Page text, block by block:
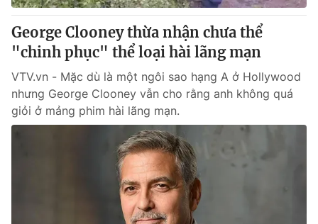
Cơ quan báo chí:Thời báo VTV
Giấy phép hoạt động báo in và báo điện tử số 483/GP-BTTTT
cấp ngày 29/12/2023
Tổng Biên tập:Vũ Thanh Thủy
Phó Tổng Biên tập:Nguyễn Thị Mỹ Hạnh, Phạm Quốc Thắng,
Nguyễn Trọng Ninh
024.38 355 931 - 024.38 355 932
Ðiện thoại Thời báo VTV:
024.66 897 897
toasoan@vtv.vn
024-7300.7108
George Clooney thừa nhận chưa thể
"chinh phục" thể loại hài lãng mạn
VTV.vn - Mặc dù là một ngôi sao hạng A ở Hollywood
nhưng George Clooney vẫn cho rằng anh không quá
giỏi ở mảng phim hài lãng mạn.